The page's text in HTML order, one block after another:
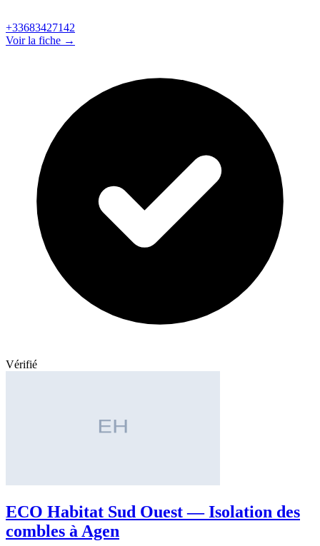
+33683427142
Voir la fiche →
Vérifié
ECO Habitat Sud Ouest — Isolation des
combles à Agen